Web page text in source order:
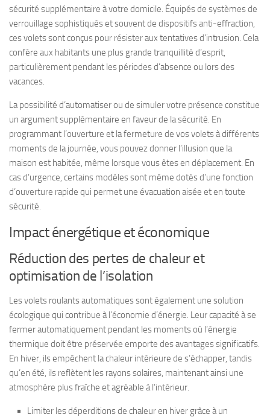
sécurité supplémentaire à votre domicile. Équipés de systèmes de
verrouillage sophistiqués et souvent de dispositifs anti-effraction,
ces volets sont conçus pour résister aux tentatives d’intrusion. Cela
confère aux habitants une plus grande tranquillité d’esprit,
particulièrement pendant les périodes d’absence ou lors des
vacances.
La possibilité d’automatiser ou de simuler votre présence constitue
un argument supplémentaire en faveur de la sécurité. En
programmant l’ouverture et la fermeture de vos volets à différents
moments de la journée, vous pouvez donner l’illusion que la
maison est habitée, même lorsque vous êtes en déplacement. En
cas d’urgence, certains modèles sont même dotés d’une fonction
d’ouverture rapide qui permet une évacuation aisée et en toute
sécurité.
Impact énergétique et économique
Réduction des pertes de chaleur et
optimisation de l’isolation
Les volets roulants automatiques sont également une solution
écologique qui contribue à l’économie d’énergie. Leur capacité à se
fermer automatiquement pendant les moments où l’énergie
thermique doit être préservée emporte des avantages significatifs.
En hiver, ils empêchent la chaleur intérieure de s’échapper, tandis
qu’en été, ils reflètent les rayons solaires, maintenant ainsi une
atmosphère plus fraîche et agréable à l’intérieur.
Limiter les déperditions de chaleur en hiver grâce à un